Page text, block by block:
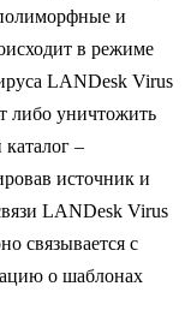
и
в режиме
LANDesk Virus
либо уничтожить
–
источник и
LANDesk Virus
связывается с
о шаблонах